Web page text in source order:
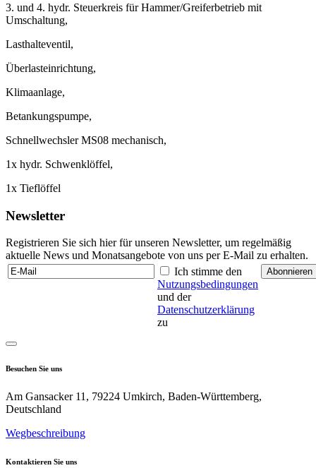
3. und 4. hydr. Steuerkreis für Hammer/Greiferbetrieb mit
Umschaltung,
Lasthalteventil,
Überlasteinrichtung,
Klimaanlage,
Betankungspumpe,
Schnellwechsler MS08 mechanisch,
1x hydr. Schwenklöffel,
1x Tieflöffel
Newsletter
Registrieren Sie sich hier für unseren Newsletter, um regelmäßig
aktuelle News und Monatsangebote von uns per E-Mail zu erhalten.
Ich stimme den
Nutzungsbedingungen
und der
Datenschutzerklärung
zu
Besuchen Sie uns
Am Gansacker 11, 79224 Umkirch, Baden-Württemberg,
Deutschland
Wegbeschreibung
Kontaktieren Sie uns